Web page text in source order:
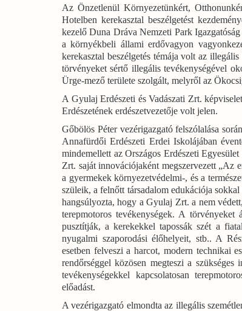
Az Önzetlenül Környezetünkért,
Hotelben kerekasztal beszélgetést
kezelő Duna Dráva Nemzeti Park
a környékbeli állami erdővagyon
kerekasztal beszélgetés témája volt az
törvényeket sértő illegális tevékenységével
Ürge-mező területe szolgált, melyről az
A Gyulaj Erdészeti és Vadászati Zrt.
Erdészetének erdészetvezetője volt jelen.
Gőbölös Péter vezérigazgató felszólalása
Annafürdői Erdészeti Erdei Iskolájában
mindemellett az Országos Erdészeti
Zrt. saját innovációjaként megszervezett „Az
a gyermekek környezetvédelmi-, és a
szüleik, a felnőtt társadalom edukációja
hangsúlyozta, hogy a Gyulaj Zrt. a nem
terepmotoros tevékenységek. A
pusztítják, a kerekekkel tapossák szét a
nyugalmi szaporodási élőhelyeit, stb.. A
esetben felveszi a harcot, modern technikai
rendőrséggel közösen megteszi a
tevékenységekkel kapcsolatosan
előadást.
A vezérigazgató elmondta az illegális